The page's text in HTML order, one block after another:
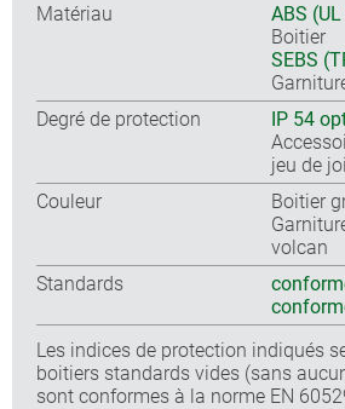
Matériau
ABS
Boitier
SEBS
Degré de protection
IP 54
jeu de
Couleur
Boitier
volcan
Standards
Les indices de protection indiqués
boitiers standards vides (sans
sont conformes à la norme EN